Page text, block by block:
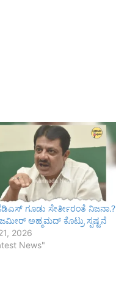
ಗೂಡು ಸೇರ್ತೀರಂತೆ ನಿಜನಾ.?
ಅಹ್ಮಮದ್ ಕೊಟ್ರು ಸ್ಪಷ್ಟನೆ
2026
News"